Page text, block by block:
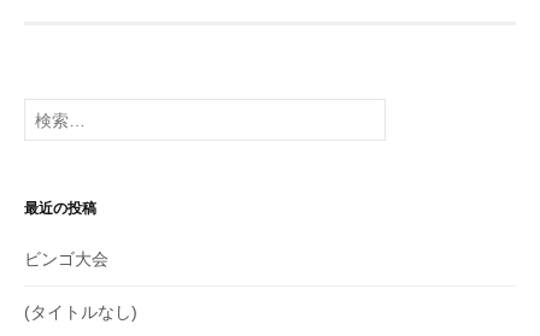
ー
シ
ン
検
索:
最近の投稿
ビンゴ大会
(タイトルなし)